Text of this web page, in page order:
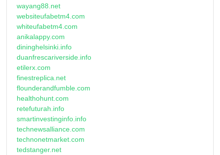
wayang88.net
websiteufabetm4.com
whiteufabetm4.com
anikalappy.com
dininghelsinki.info
duanfrescariverside.info
etilerx.com
finestreplica.net
flounderandfumble.com
healthohunt.com
retefuturah.info
smartinvestinginfo.info
technewsalliance.com
technonetmarket.com
tedstanger.net